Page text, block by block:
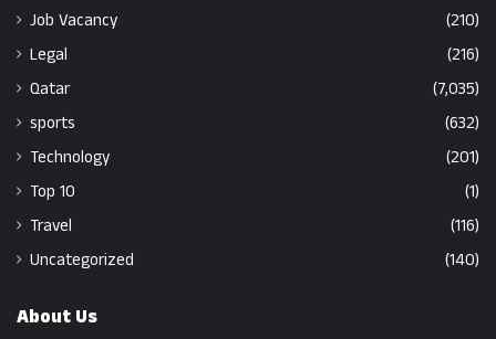
Job Vacancy
(210)
Legal
(216)
Qatar
(7,035)
sports
(632)
Technology
(201)
Top 10
(1)
Travel
(116)
Uncategorized
(140)
About Us